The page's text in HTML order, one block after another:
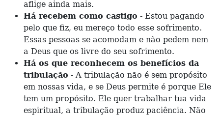
aflige ainda mais.
Há recebem como castigo - Estou pagando
pelo que fiz, eu mereço todo esse sofrimento.
Essas pessoas se acomodam e não pedem nem
a Deus que os livre do seu sofrimento.
Há os que reconhecem os benefícios da
tribulação - A tribulação não é sem propósito
em nossas vida, e se Deus permite é porque Ele
tem um propósito. Ele quer trabalhar tua vida
espiritual, a tribulação produz paciência. Não